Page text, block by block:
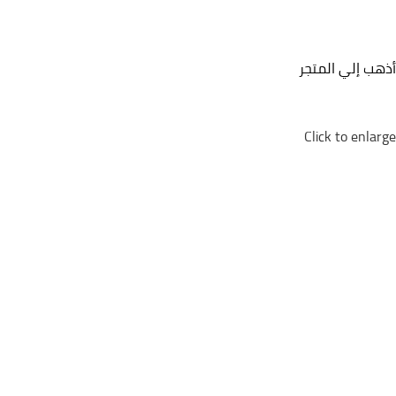
أذهب إلي المتجر
Click to enlarge